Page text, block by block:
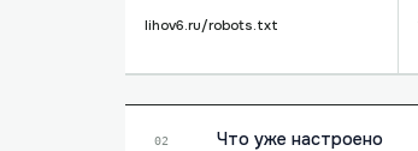
lihov6.ru/robots.txt
02 Что уже настроено